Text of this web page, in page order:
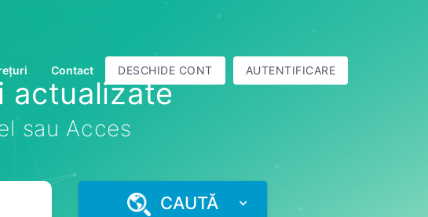
Contact DESCHIDE CONT AUTENTIFICARE
actualizate
sau Acces
CAUTĂ